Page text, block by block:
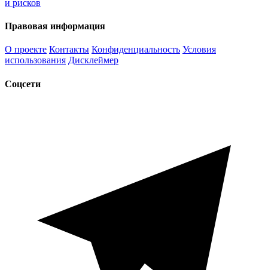
и рисков
Правовая информация
О проекте Контакты Конфиденциальность Условия
использования Дисклеймер
Соцсети